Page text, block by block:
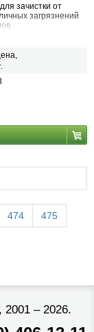
зачистки от
загрязнений
474 475
– 2026.